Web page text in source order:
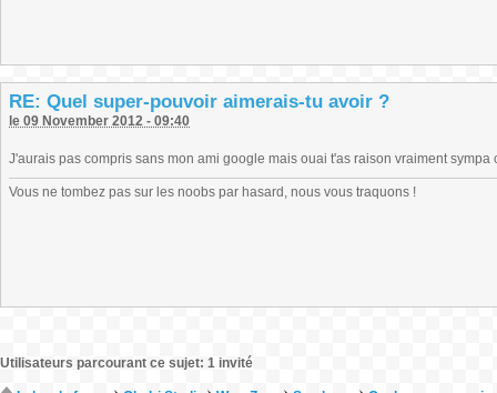
RE: Quel super-pouvoir aimerais-tu avoir ?
le 09 November 2012 - 09:40
J'aurais pas compris sans mon ami google mais ouai t'as raison vraiment sympa
Vous ne tombez pas sur les noobs par hasard, nous vous traquons !
Utilisateurs parcourant ce sujet: 1 invité